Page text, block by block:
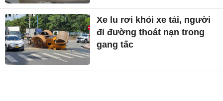
Xe lu rơi khỏi xe tải, người
đi đường thoát nạn trong
gang tấc